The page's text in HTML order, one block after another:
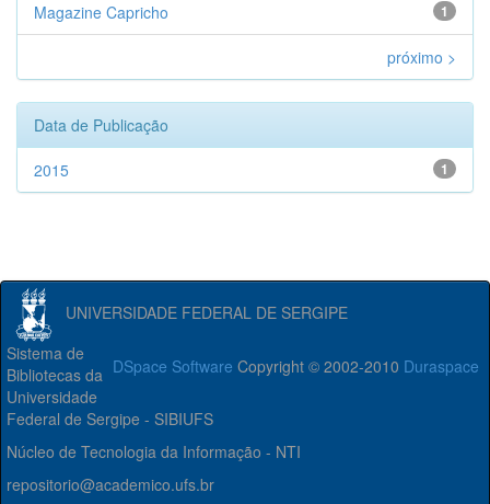
1
Magazine Capricho
próximo >
Data de Publicação
1
2015
UNIVERSIDADE FEDERAL DE SERGIPE
DSpace Software Copyright © 2002-2010 Duraspace
Sistema de
Bibliotecas da
Universidade
Federal de Sergipe - SIBIUFS
Núcleo de Tecnologia da Informação - NTI
repositorio@academico.ufs.br